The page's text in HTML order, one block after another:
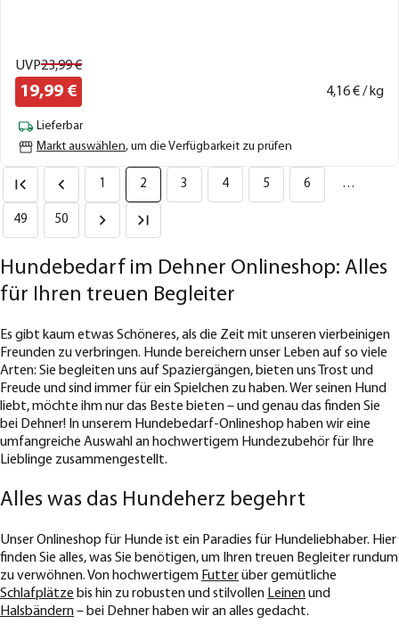
UVP23,99€
19,99 € 4,16€ / kg
Lieferbar
Markt auswählen, um die Verfügbarkeit zu prüfen
1 2 3 4 5 6 …
49 50
Hundebedarf im Dehner Onlineshop: Alles
für Ihren treuen Begleiter
Es gibt kaum etwas Schöneres, als die Zeit mit unseren vierbeinigen
Freunden zu verbringen. Hunde bereichern unser Leben auf so viele
Arten: Sie begleiten uns auf Spaziergängen, bieten uns Trost und
Freude und sind immer für ein Spielchen zu haben. Wer seinen Hund
liebt, möchte ihm nur das Beste bieten – und genau das finden Sie
bei Dehner! In unserem Hundebedarf-Onlineshop haben wir eine
umfangreiche Auswahl an hochwertigem Hundezubehör für Ihre
Lieblinge zusammengestellt.
Alles was das Hundeherz begehrt
Unser Onlineshop für Hunde ist ein Paradies für Hundeliebhaber. Hier
finden Sie alles, was Sie benötigen, um Ihren treuen Begleiter rundum
zu verwöhnen. Von hochwertigem Futterüber gemütliche
Schlafplätze bis hin zu robusten und stilvollen Leinenund
Halsbändern– bei Dehner haben wir an alles gedacht.